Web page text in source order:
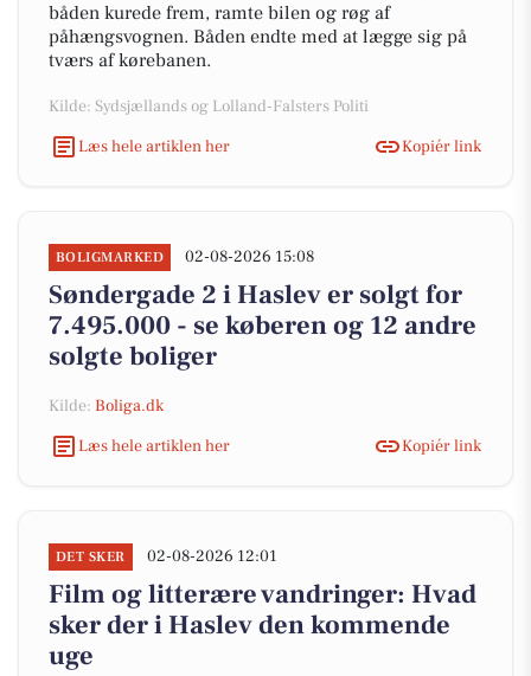
båden kurede frem, ramte bilen og røg af
påhængsvognen. Båden endte med at lægge sig på
tværs af kørebanen.
Kilde: Sydsjællands og Lolland-Falsters Politi
Læs hele artiklen her
Kopiér link
BOLIGMARKED 02-08-2026 15:08
Søndergade 2 i Haslev er solgt for
7.495.000 - se køberen og 12 andre
solgte boliger
Kilde: Boliga.dk
Læs hele artiklen her
Kopiér link
DET SKER 02-08-2026 12:01
Film og litterære vandringer: Hvad
sker der i Haslev den kommende
uge